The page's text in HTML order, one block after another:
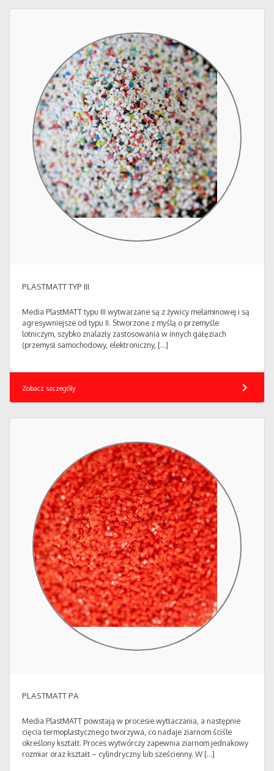
PLASTMATT TYP III
Media PlastMATT typu III wytwarzane są z żywicy melaminowej i są
agresywniejsze od typu II. Stworzone z myślą o przemyśle
lotniczym, szybko znalazły zastosowania w innych gałęziach
(przemysł samochodowy, elektroniczny, […]
Zobacz szczegóły chevron_right
PLASTMATT PA
Media PlastMATT powstają w procesie wytłaczania, a następnie
cięcia termoplastycznego tworzywa, co nadaje ziarnom ściśle
określony kształt. Proces wytwórczy zapewnia ziarnom jednakowy
rozmiar oraz kształt – cylindryczny lub sześcienny. W […]